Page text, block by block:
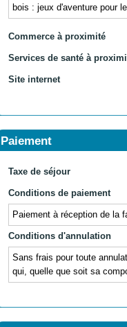
bois : jeux d'aventure pour
Commerce à proximité
Services de santé à
Site internet
Paiement
Taxe de séjour
Conditions de paiement
Paiement à réception de la
Conditions d'annulation
Sans frais pour toute
qui, quelle que soit sa